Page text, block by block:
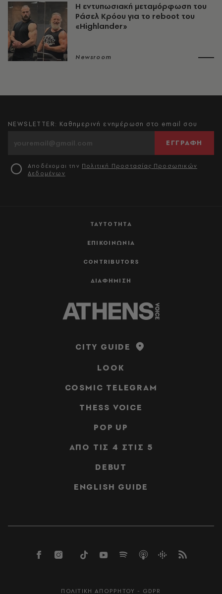
Η εντυπωσιακή μεταμόρφωση του
Ράσελ Κρόου για το reboot του
«Highlander»
Newsroom
ΤΑΥΤΟΤΗΤΑ
ΕΠΙΚΟΙΝΩΝΙΑ
CONTRIBUTORS
ΔΙΑΦΗΜΙΣΗ
NEWSLETTER: Καθημερινή ενημέρωση στο email σου
ΕΓΓΡΑΦΗ
Αποδέχομαι την Πολιτική Προστασίας Προσωπικών
Δεδομένων
CITY GUIDE
LOOK
COSMIC TELEGRAM
THESS VOICE
POP UP
ΑΠΟ ΤΙΣ 4 ΣΤΙΣ 5
DEBUT
ENGLISH GUIDE
ΠΟΛΙΤΙΚΗ ΑΠΟΡΡΗΤΟΥ - GDPR